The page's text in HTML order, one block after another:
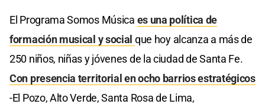
El Programa Somos Música es una política de
formación musical y social que hoy alcanza a más de
250 niños, niñas y jóvenes de la ciudad de Santa Fe.
Con presencia territorial en ocho barrios estratégicos
-El Pozo, Alto Verde, Santa Rosa de Lima,